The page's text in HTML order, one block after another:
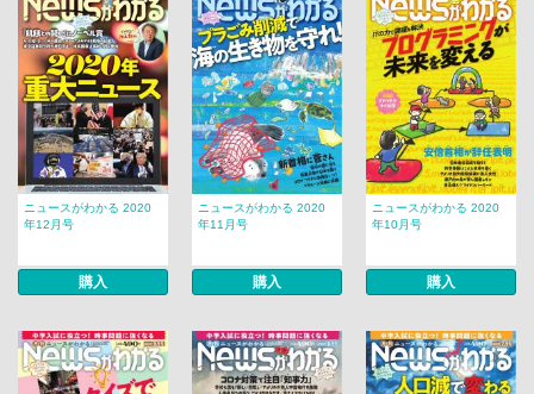
ニュースがわかる 2020
年12月号
購入
ニュースがわかる 2020
年11月号
購入
ニュースがわかる 2020
年10月号
購入